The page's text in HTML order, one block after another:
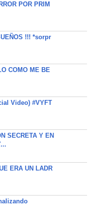
POR PRIM
!!! *sorpr
COMO ME BE
Video) #VYFT
SECRETA Y EN
ERA UN LADR